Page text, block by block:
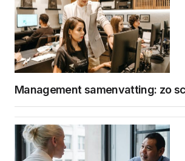
Management samenvatting: zo